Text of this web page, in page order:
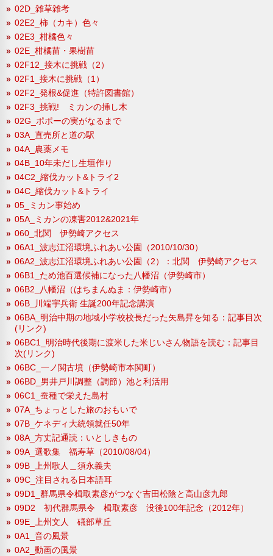
02D_雑草雑考
02E2_柿（カキ）色々
02E3_柑橘色々
02E_柑橘苗・果樹苗
02F12_接木に挑戦（2）
02F1_接木に挑戦（1）
02F2_発根&促進（特許図書館）
02F3_挑戦! ミカンの挿し木
02G_ポポーの実がなるまで
03A_直売所と道の駅
04A_農薬メモ
04B_10年未だし生垣作り
04C2_縮伐カット&トライ2
04C_縮伐カット&トライ
05_ミカン事始め
05A_ミカンの凍害2012&2021年
060_北関 伊勢崎アクセス
06A1_波志江沼環境ふれあい公園（2010/10/30）
06A2_波志江沼環境ふれあい公園（2）：北関 伊勢崎アクセス
06B1_ため池百選候補になった八幡沼（伊勢崎市）
06B2_八幡沼（はちまんぬま：伊勢崎市）
06B_川端宇兵衛 生誕200年記念講演
06BA_明治中期の地域小学校校長だった矢島昇を知る：記事目次
(リンク)
06BC1_明治時代後期に渡米した米じいさん物語を読む：記事目
次(リンク)
06BC_一ノ関古墳（伊勢崎市本関町）
06BD_男井戸川調整（調節）池と利活用
06C1_蚕種で栄えた島村
07A_ちょっとした旅のおもいで
07B_ケネディ大統領就任50年
08A_方丈記通読：いとしきもの
09A_選歌集 福寿草（2010/08/04）
09B_上州歌人＿須永義夫
09C_注目される日本語耳
09D1_群馬県令楫取素彦がつなぐ吉田松陰と高山彦九郎
09D2 初代群馬県令 楫取素彦 没後100年記念（2012年）
09E_上州文人 礒部草丘
0A1_音の風景
0A2_動画の風景